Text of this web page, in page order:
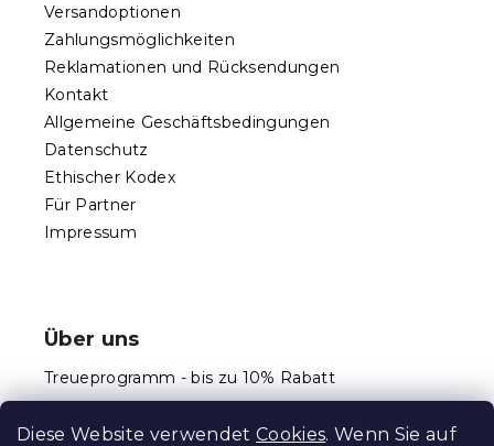
Diese Website verwendet Cookies. Wenn Sie auf
e
e
Versandoptionen
Zahlungsmöglichkeiten
Reklamationen und Rücksendungen
Kontakt
Allgemeine Geschäftsbedingungen
Datenschutz
Ethischer Kodex
Für Partner
Impressum
Über uns
Treueprogramm - bis zu 10% Rabatt